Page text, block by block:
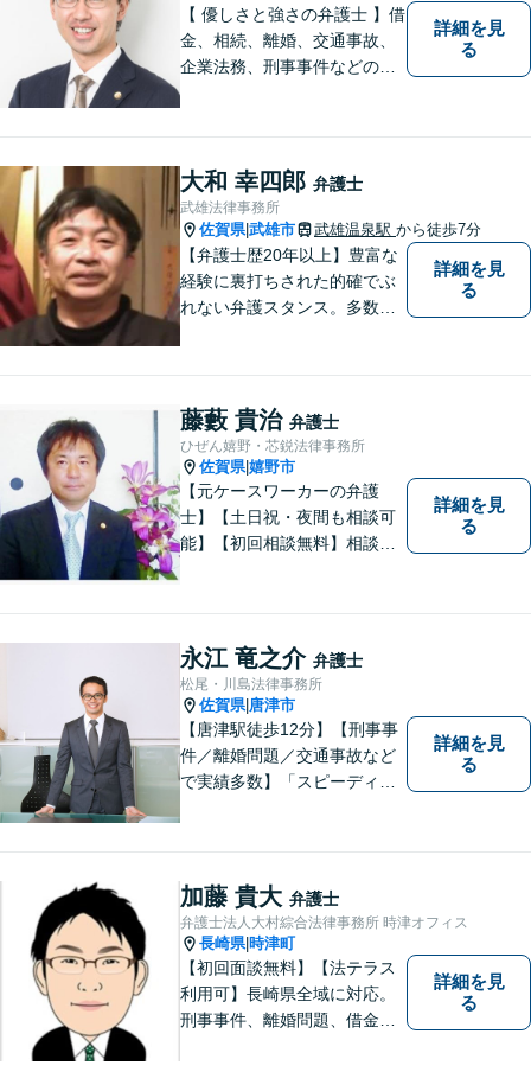
【 優しさと強さの弁護士 】借
金、相続、離婚、交通事故、
企業法務、刑事事件などのご
チーム体制による迅速で最適
なリーガルサービスを提供い
たします。
詳細を見
る
大和 幸四郎 弁護士
武雄法律事務所
佐賀県|武雄市 武雄温泉駅 から徒歩7分
【弁護士歴20年以上】豊富な
経験に裏打ちされた的確でぶ
れない弁護スタンス。多数の
法書士などとも連携しワンス
トップで解決。難事件には他
弁護士と協力も。元調停委
員。
詳細を見
る
藤藪 貴治 弁護士
ひぜん嬉野・芯鋭法律事務所
佐賀県|嬉野市
【元ケースワーカーの弁護
士】【土日祝・夜間も相談可
能】【初回相談無料】相談者
します。相続／離婚・男女問
題／交通事故／債務整理／労
働問題など幅広く対応可能で
す。
詳細を見
る
永江 竜之介 弁護士
松尾・川島法律事務所
佐賀県| 唐津市
【唐津駅徒歩12分】【刑事事
件／離婚問題／交通事故など
で実績多数】「スピーディで
合わせながらどのような解決
が望ましいのかを共に考えま
す。ぜひお気軽にご相談くだ
さい！【プライバシー完備】
詳細を見
る
加藤 貴大 弁護士
弁護士法人大村綜合法律事務所 時津オフィス
長崎県|時津町
【初回面談無料】【法テラス
利用可】長崎県全域に対応。
刑事事件、離婚問題、借金・
詳細を見
る